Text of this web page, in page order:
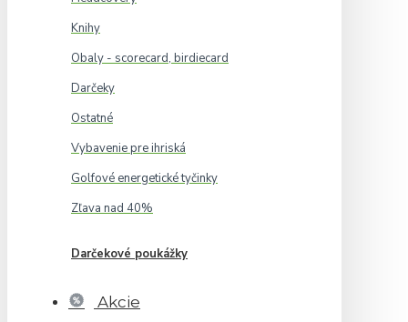
Knihy
Obaly - scorecard, birdiecard
Darčeky
Ostatné
Vybavenie pre ihriská
Golfové energetické tyčinky
Zľava nad 40%
Darčekové poukážky
Akcie